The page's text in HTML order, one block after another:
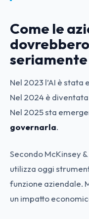
Come le
seriamente
Nel 2023 l’AI è stata
Nel 2024 è
Nel 2025 sta
governarla.
Secondo McKinsey
utilizza oggi
funzione aziendale.
un impatto